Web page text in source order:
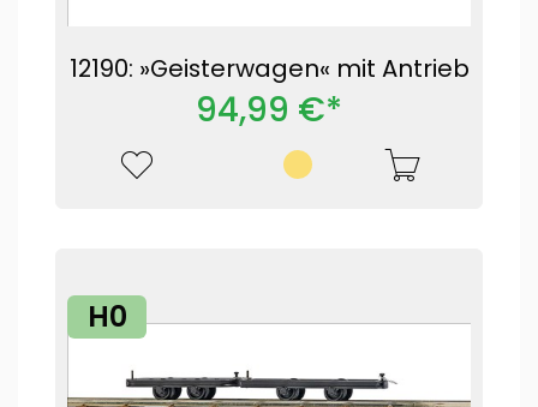
12190: »Geisterwagen« mit Antrieb
94,99 €*
H0